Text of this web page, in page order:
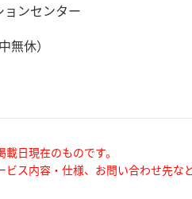
ョンセンター
無休）
日現在のものです。
ビス内容・仕様、お問い合わせ先